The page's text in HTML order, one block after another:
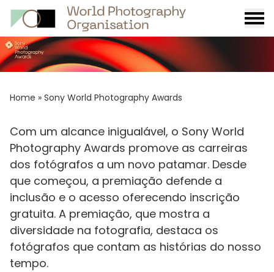
menu
Breadcrumb
Home » Sony World Photography Awards
Com um alcance inigualável, o Sony World
Photography Awards promove as carreiras
dos fotógrafos a um novo patamar. Desde
que começou, a premiação defende a
inclusão e o acesso oferecendo inscrição
gratuita. A premiação, que mostra a
diversidade na fotografia, destaca os
fotógrafos que contam as histórias do nosso
tempo.